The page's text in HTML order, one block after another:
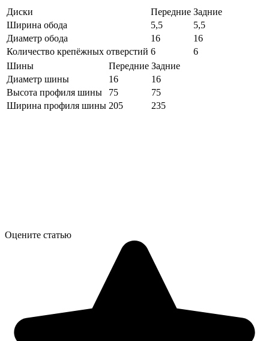
Диски Передние Задние
Ширина обода
5,5
5,5
Диаметр обода
16
16
Количество крепёжных отверстий 6
6
Шины
Передние Задние
Диаметр шины
16
16
Высота профиля шины
75
75
Ширина профиля шины 205 235
Оцените статью